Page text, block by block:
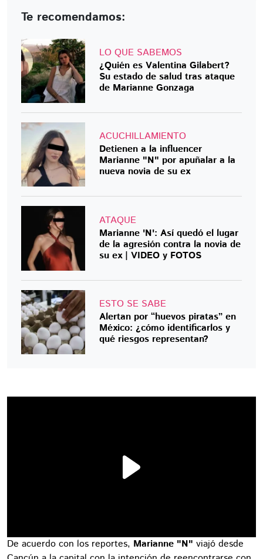
Te recomendamos:
LO QUE SABEMOS
¿Quién es Valentina Gilabert?
Su estado de salud tras ataque
de Marianne Gonzaga
ACUCHILLAMIENTO
Detienen a la influencer
Marianne "N" por apuñalar a la
nueva novia de su ex
ATAQUE
Marianne 'N': Así quedó el lugar
de la agresión contra la novia de
su ex | VIDEO y FOTOS
ESTO SE SABE
Alertan por “huevos piratas” en
México: ¿cómo identificarlos y
qué riesgos representan?
De acuerdo con los reportes, Marianne "N" viajó desde